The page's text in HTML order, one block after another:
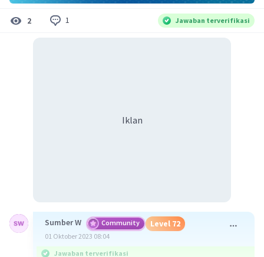
2 1 Jawaban terverifikasi
Iklan
Sumber W Community Level 72
01 Oktober 2023 08:04
Jawaban terverifikasi